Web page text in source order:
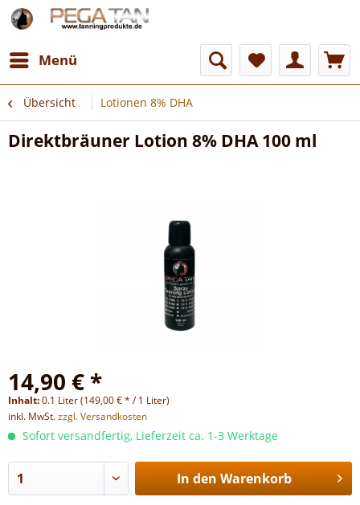
Menü
Übersicht Lotionen 8% DHA
Direktbräuner Lotion 8% DHA 100 ml
14,90 € *
Inhalt:0.1 Liter (149,00 € * / 1 Liter)
inkl. MwSt.zzgl. Versandkosten
Sofort versandfertig, Lieferzeit ca. 1-3 Werktage
In den Warenkorb